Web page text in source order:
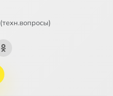
(техн.вопросы)